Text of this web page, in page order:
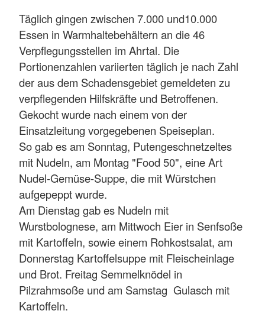
Täglich gingen zwischen 7.000 und10.000
Essen in Warmhaltebehältern an die 46
Verpflegungsstellen im Ahrtal. Die
Portionenzahlen variierten täglich je nach Zahl
der aus dem Schadensgebiet gemeldeten zu
verpflegenden Hilfskräfte und Betroffenen.
Gekocht wurde nach einem von der
Einsatzleitung vorgegebenen Speiseplan.
So gab es am Sonntag, Putengeschnetzeltes
mit Nudeln, am Montag "Food 50", eine Art
Nudel-Gemüse-Suppe, die mit Würstchen
aufgepeppt wurde.
Am Dienstag gab es Nudeln mit
Wurstbolognese, am Mittwoch Eier in Senfsoße
mit Kartoffeln, sowie einem Rohkostsalat, am
Donnerstag Kartoffelsuppe mit Fleischeinlage
und Brot. Freitag Semmelknödel in
Pilzrahmsoße und am Samstag Gulasch mit
Kartoffeln.